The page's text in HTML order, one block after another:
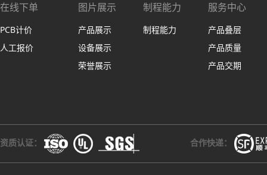
在线下单
PCB计价
人工报价
图片展示
产品展示
设备展示
荣誉展示
制程能力
制程能力
服务中心
产品叠层
产品质量
产品交期
资质认证： 合作快递：